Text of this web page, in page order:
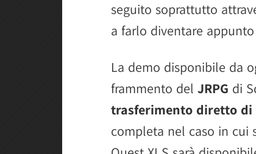
seguito soprattutto
a farlo diventare
La demo disponibile da
frammento del JRPG di
trasferimento diretto di
completa nel caso in cui